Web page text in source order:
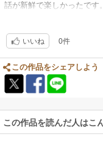
話が新鮮で楽しかったです
ブコメでした。似た者同
ても好きです。
いいね 0件
この作品をシェアしよう
この作品を読んだ人はこ